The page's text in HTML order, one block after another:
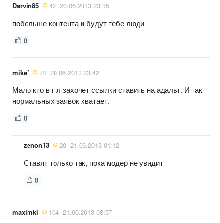
Darvin85 42 20.06.2013 23:15
побольше контента и будут тебе люди
0
mikef 74 20.06.2013 23:42
Мало кто в ггл захочет ссылки ставить на адальт. И так
нормальных заявок хватает.
0
zenon13 20 21.06.2013 01:12
Ставят только так, пока модер не увидит
0
maximkl 104 21.06.2013 08:57